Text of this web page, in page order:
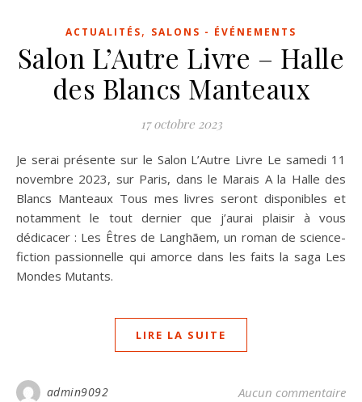
ACTUALITÉS, SALONS - ÉVÉNEMENTS
Salon L’Autre Livre – Halle
des Blancs Manteaux
17 octobre 2023
Je serai présente sur le Salon L’Autre Livre Le samedi 11
novembre 2023, sur Paris, dans le Marais A la Halle des
Blancs Manteaux Tous mes livres seront disponibles et
notamment le tout dernier que j’aurai plaisir à vous
dédicacer : Les Êtres de Langhãem, un roman de science-
fiction passionnelle qui amorce dans les faits la saga Les
Mondes Mutants.
LIRE LA SUITE
admin9092 Aucun commentaire